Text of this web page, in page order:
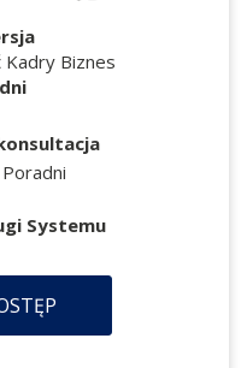
Kadry Biznes
Systemu